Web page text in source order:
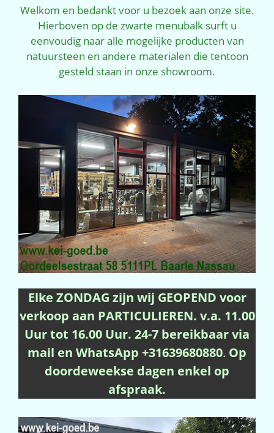
Welkom en bedankt voor u bezoek aan onze site.
Hierboven op de zwarte menubalk surft u
eenvoudig naar alle mogelijke producten van
natuursteen en andere materialen die tentoon
gesteld staan in onze showroom.
Elke ZONDAG zijn wij GEOPEND voor
verkoop aan PARTICULIEREN. v.a. 11.00
Uur tot 16.00 Uur. 24-7 bereikbaar via
mail en WhatsApp +31639680880. Op
doordeweekse dagen enkel op
afspraak.